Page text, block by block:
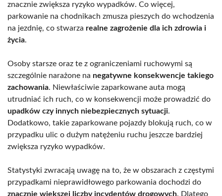
znacznie zwiększa ryzyko wypadków. Co więcej,
parkowanie na chodnikach zmusza pieszych do wchodzenia
na jezdnię, co stwarza realne zagrożenie dla ich zdrowia i
życia.
Osoby starsze oraz te z ograniczeniami ruchowymi są
szczególnie narażone na negatywne konsekwencje takiego
zachowania. Niewłaściwie zaparkowane auta mogą
utrudniać ich ruch, co w konsekwencji może prowadzić do
upadków czy innych niebezpiecznych sytuacji.
Dodatkowo, takie zaparkowane pojazdy blokują ruch, co w
przypadku ulic o dużym natężeniu ruchu jeszcze bardziej
zwiększa ryzyko wypadków.
Statystyki zwracają uwagę na to, że w obszarach z częstymi
przypadkami nieprawidłowego parkowania dochodzi do
znacznie większej liczby incydentów drogowych. Dlatego